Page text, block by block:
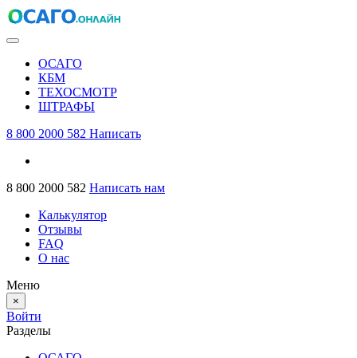
ОСАГО
КБМ
ТЕХОСМОТР
ШТРАФЫ
8 800 2000 582 Написать
8 800 2000 582 Написать нам
Калькулятор
Отзывы
FAQ
О нас
Меню
×
Войти
Разделы